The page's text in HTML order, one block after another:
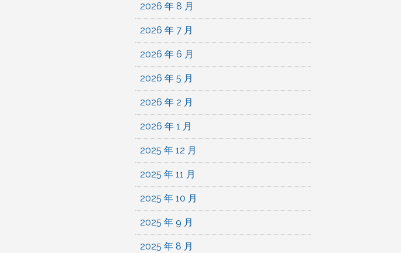
2026 年 8 月
2026 年 7 月
2026 年 6 月
2026 年 5 月
2026 年 2 月
2026 年 1 月
2025 年 12 月
2025 年 11 月
2025 年 10 月
2025 年 9 月
2025 年 8 月